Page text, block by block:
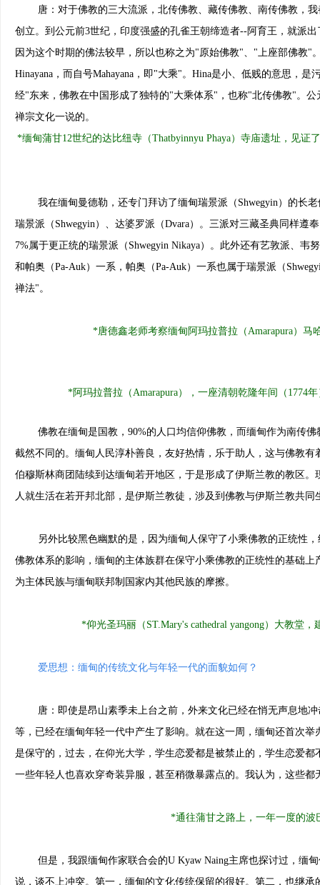
唐：对于佛教的三大流派，北传佛教、藏传佛教、南传佛教，我
创立。到公元前3世纪，印度强盛的孔雀王朝缔造者--阿育王，就派
因为这个时期的佛法较早，所以也称之为"原始佛教"、"上座部佛教
Hinayana，而自号Mahayana，即"大乘"。Hina是小、低贱的意思，
经"东来，佛教在中国形成了独特的"大乘体系"，也称"北传佛教"。
禅宗文化一说的。
*缅甸蒲甘12世纪的达比纽寺（Thatbyinnyu Phaya）寺庙遗址，见
我在缅甸曼德勒，还专门拜访了缅甸瑞景派（Shwegyin）的长老
瑞景派（Shwegyin）、达婆罗派（Dvara）。三派对三藏圣典同样遵
7%属于更正统的瑞景派（Shwegyin Nikaya）。此外还有艺敦派、
和帕奥（Pa-Auk）一系，帕奥（Pa-Auk）一系也属于瑞景派（
禅法"。
*唐德鑫老师考察缅甸阿玛拉普拉（Amarapura）马
*阿玛拉普拉（Amarapura），一座清朝乾隆年间（1774
佛教在缅甸是国教，90%的人口均信仰佛教，而缅甸作为南传佛
截然不同的。缅甸人民淳朴善良，友好热情，乐于助人，这与佛教
伯穆斯林商团陆续到达缅甸若开地区，于是形成了伊斯兰教的教区
人就生活在若开邦北部，是伊斯兰教徒，涉及到佛教与伊斯兰教共
另外比较黑色幽默的是，因为缅甸人保守了小乘佛教的正统性，
佛教体系的影响，缅甸的主体族群在保守小乘佛教的正统性的基础
为主体民族与缅甸联邦制国家内其他民族的摩擦。
*仰光圣玛丽（ST.Mary's cathedral yangong）大教堂
爱思想：缅甸的传统文化与年轻一代的面貌如何？
唐：即使是昂山素季未上台之前，外来文化已经在悄无声息地冲
等，已经在缅甸年轻一代中产生了影响。就在这一周，缅甸还首次
是保守的，过去，在仰光大学，学生恋爱都是被禁止的，学生恋爱
一些年轻人也喜欢穿奇装异服，甚至稍微暴露点的。我认为，这些
*通往蒲甘之路上，一年一度的波
但是，我跟缅甸作家联合会的U Kyaw Naing主席也探讨过，缅甸
说，谈不上冲突。第一，缅甸的文化传统保留的很好。第二，也继